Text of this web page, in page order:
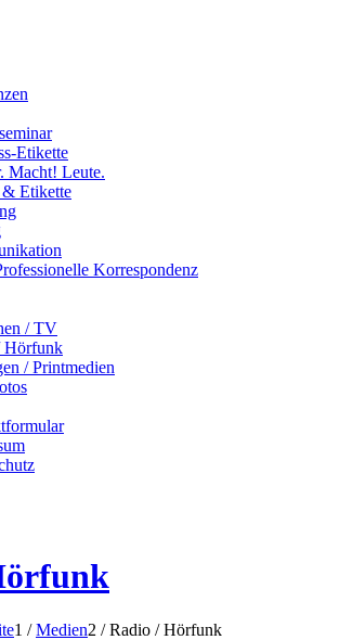
Etikette
Macht! Leute.
Etikette
Korrespondenz
/ TV
Hörfunk
/ Printmedien
1 / Medien2 / Radio / Hörfunk